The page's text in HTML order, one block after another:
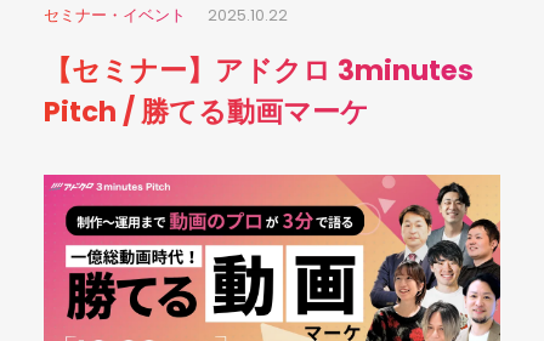
セミナー・イベント 2025.10.22
【セミナー】アドクロ 3minutes
Pitch / 勝てる動画マーケ